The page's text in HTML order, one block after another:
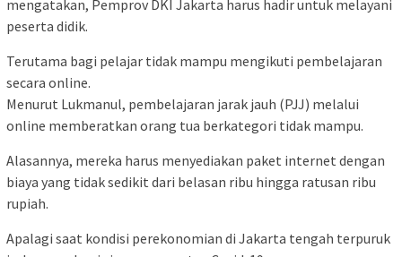
mengatakan, Pemprov DKI Jakarta harus hadir untuk melayani
peserta didik.
Terutama bagi pelajar tidak mampu mengikuti pembelajaran
secara online.
Menurut Lukmanul, pembelajaran jarak jauh (PJJ) melalui
online memberatkan orang tua berkategori tidak mampu.
Alasannya, mereka harus menyediakan paket internet dengan
biaya yang tidak sedikit dari belasan ribu hingga ratusan ribu
rupiah.
Apalagi saat kondisi perekonomian di Jakarta tengah terpuruk